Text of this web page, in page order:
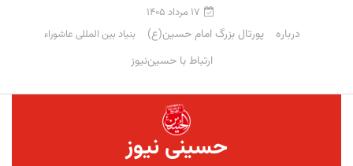
۱۷ مرداد ۱۴۰۵
درباره پورتال بزرگ امام حسین(ع) بنیاد بین المللی عاشوراء
ارتباط با حسین‌نیوز
حسینی نیوز